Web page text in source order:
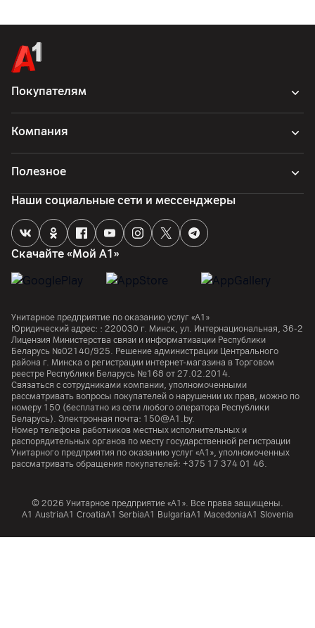
Покупателям
Компания
Полезное
Скачайте «Мой А1»
Наши социальные сети и мессенджеры
Унитарное предприятие по оказанию услуг «А1»
Юридический адрес: : 220030 г. Минск, ул. Интернациональная, 36-2
Лицензия Министерства связи и информатизации Республики
Беларусь №02140/925. Решение администрации Центрального
района г. Минска о регистрации интернет-магазина в Торговом
реестре Республики Беларусь №168 от 27.02.2014.
Связаться с сотрудниками компании, уполномоченными
рассматривать вопросы покупателей о нарушении их прав, можно по
номеру 150 (бесплатно из сети любого оператора Республики
Беларусь). Электронная почта: 150@A1.by.
Номер телефона работников местных исполнительных и
распорядительных органов по месту государственной регистрации
Унитарного предприятия по оказанию услуг «А1», уполномоченных
рассматривать обращения покупателей: +375 17 374 01 46.
© 2026 Унитарное предприятие «А1». Все права защищены.
A1 AustriaA1 CroatiaА1 SerbiaA1 BulgariaA1 MacedoniaA1 Slovenia